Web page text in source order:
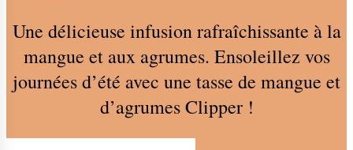
Une délicieuse infusion rafraîchissante à la
mangue et aux agrumes. Ensoleillez vos
journées d’été avec une tasse de mangue et
d’agrumes Clipper !